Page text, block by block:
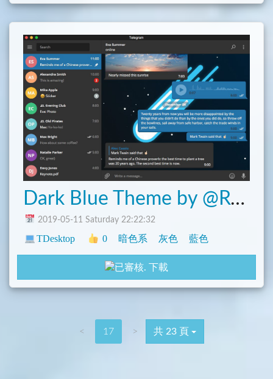
Dark Blue Theme by @Recouse
2019-05-11 Saturday 22:22:32
TDesktop 0 暗色系 灰色 藍色
下載
< 17 > 共 23 頁